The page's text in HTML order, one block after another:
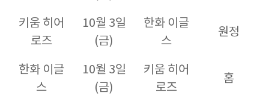
키움 히어
로즈
10월 3일
(금)
한화 이글
스
원정
한화 이글
스
10월 3일
(금)
키움 히어
로즈
홈